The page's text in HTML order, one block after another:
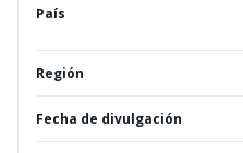
País
Región
Fecha de divulgación